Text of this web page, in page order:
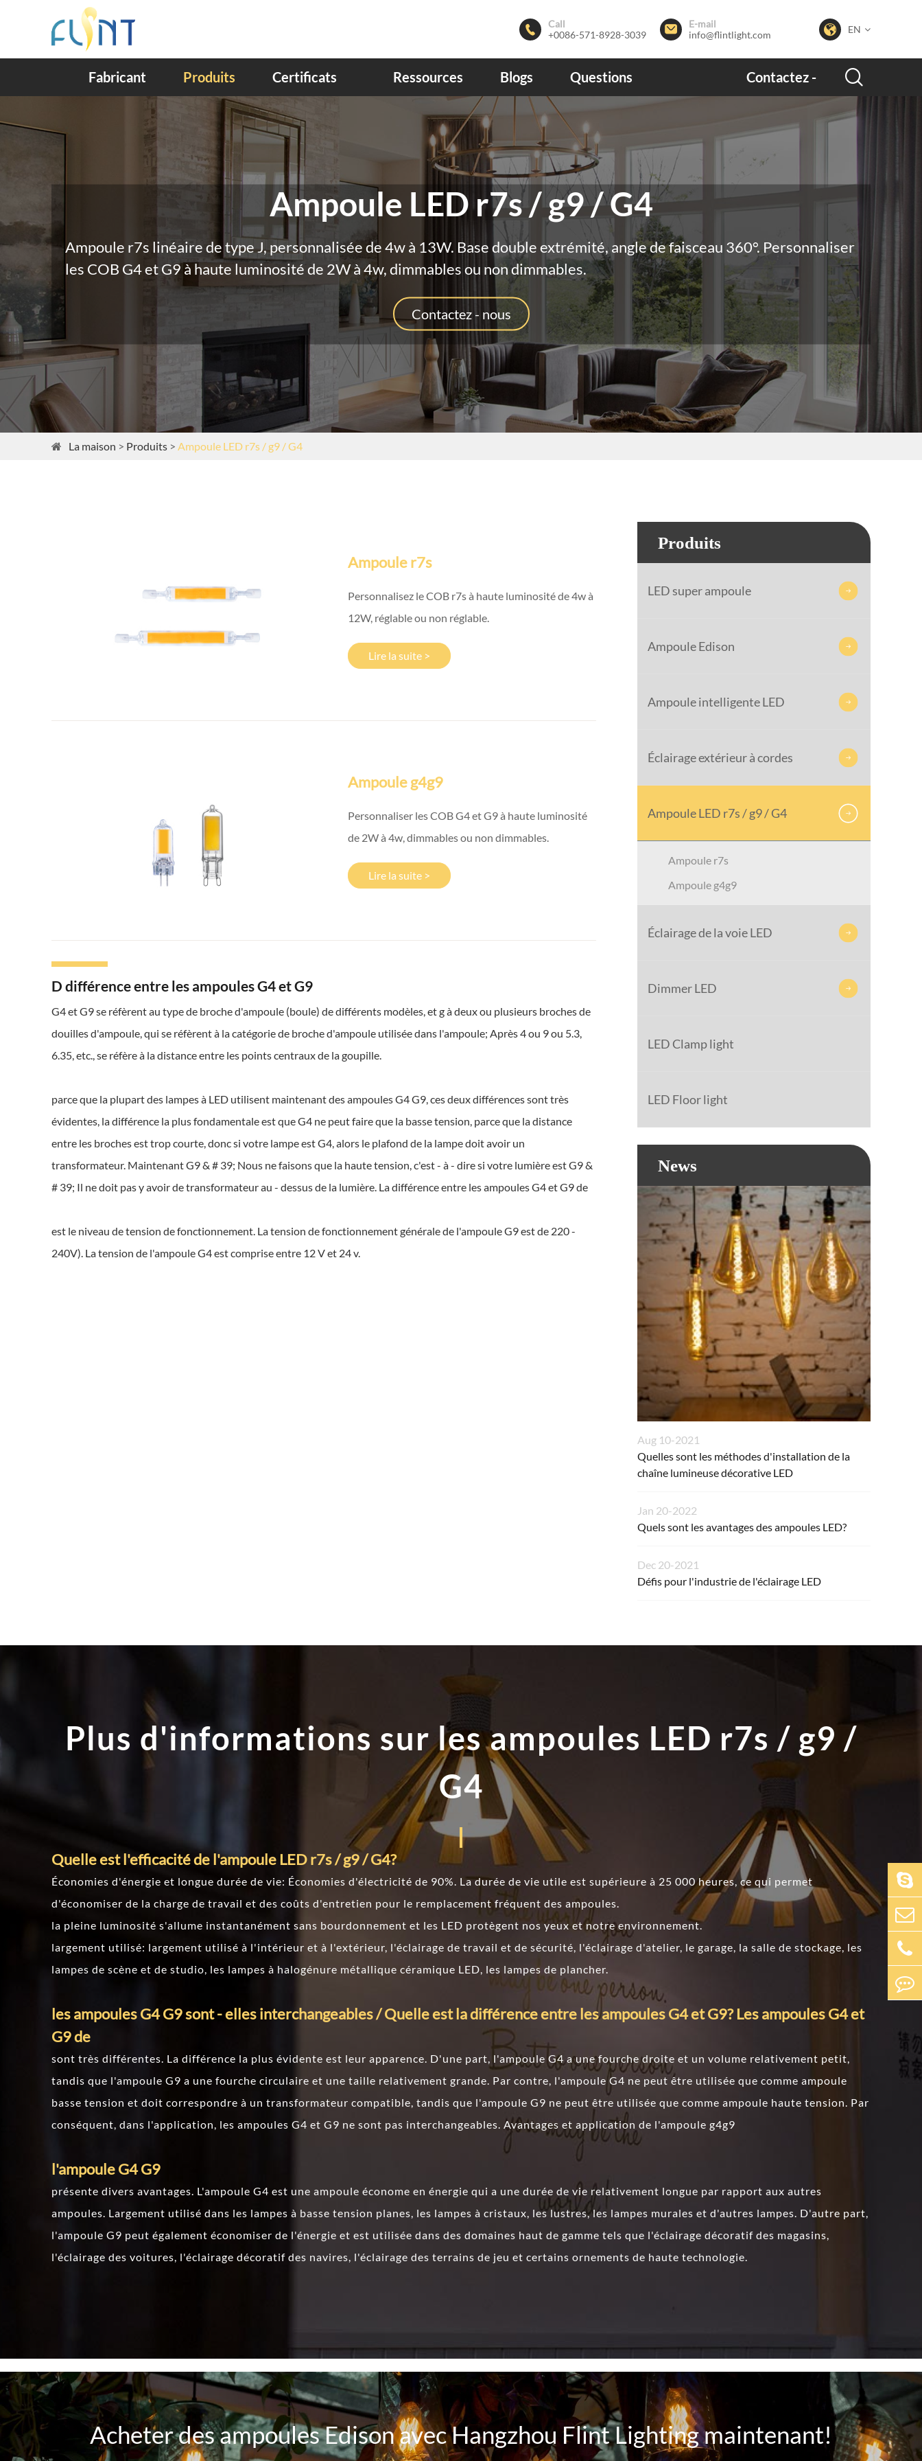

Call
+0086-571-8928-3039

E-mail
info@flintlight.com
 EN
Fabricant Produits Certificats
obtenus
Ressources Blogs Questions Contactez - 
Ampoule LED r7s / g9 / G4
Ampoule r7s linéaire de type J, personnalisée de 4w à 13W. Base double extrémité, angle de faisceau 360°. Personnaliser
les COB G4 et G9 à haute luminosité de 2W à 4w, dimmables ou non dimmables.
Contactez - nous
La maison Produits Ampoule LED r7s / g9 / G4
Ampoule r7s
Personnalisez le COB r7s à haute luminosité de 4w à
12W, réglable ou non réglable.
Lire la suite >
Ampoule g4g9
Personnaliser les COB G4 et G9 à haute luminosité
de 2W à 4w, dimmables ou non dimmables.
Lire la suite >
D différence entre les ampoules G4 et G9
G4 et G9 se réfèrent au type de broche d'ampoule (boule) de différents modèles, et g à deux ou plusieurs broches de
douilles d'ampoule, qui se réfèrent à la catégorie de broche d'ampoule utilisée dans l'ampoule; Après 4 ou 9 ou 5.3,
6.35, etc., se réfère à la distance entre les points centraux de la goupille.
parce que la plupart des lampes à LED utilisent maintenant des ampoules G4 G9, ces deux différences sont très
évidentes, la différence la plus fondamentale est que G4 ne peut faire que la basse tension, parce que la distance
entre les broches est trop courte, donc si votre lampe est G4, alors le plafond de la lampe doit avoir un
transformateur. Maintenant G9 & # 39; Nous ne faisons que la haute tension, c'est - à - dire si votre lumière est G9 &
# 39; Il ne doit pas y avoir de transformateur au - dessus de la lumière. La différence entre les ampoules G4 et G9 de
est le niveau de tension de fonctionnement. La tension de fonctionnement générale de l'ampoule G9 est de 220 -
240V). La tension de l'ampoule G4 est comprise entre 12 V et 24 v.
Produits
LED super ampoule 
Ampoule Edison 
Ampoule intelligente LED 
Éclairage extérieur à cordes 
Ampoule LED r7s / g9 / G4 
Ampoule r7s
Ampoule g4g9
Éclairage de la voie LED 
Dimmer LED 
LED Clamp light
LED Floor light
News
Aug 10-2021
Quelles sont les méthodes d'installation de la
chaîne lumineuse décorative LED
Jan 20-2022
Quels sont les avantages des ampoules LED?
Dec 20-2021
Défis pour l'industrie de l'éclairage LED
Plus d'informations sur les ampoules LED r7s / g9 /
G4
Quelle est l'efficacité de l'ampoule LED r7s / g9 / G4?
Économies d'énergie et longue durée de vie: Économies d'électricité de 90%. La durée de vie utile est supérieure à 25 000 heures, ce qui permet
d'économiser de la charge de travail et des coûts d'entretien pour le remplacement fréquent des ampoules.
la pleine luminosité s'allume instantanément sans bourdonnement et les LED protègent nos yeux et notre environnement.
largement utilisé: largement utilisé à l'intérieur et à l'extérieur, l'éclairage de travail et de sécurité, l'éclairage d'atelier, le garage, la salle de stockage, les
lampes de scène et de studio, les lampes à halogénure métallique céramique LED, les lampes de plancher.
les ampoules G4 G9 sont - elles interchangeables / Quelle est la différence entre les ampoules G4 et G9? Les ampoules G4 et
G9 de
sont très différentes. La différence la plus évidente est leur apparence. D'une part, l'ampoule G4 a une fourche droite et un volume relativement petit,
tandis que l'ampoule G9 a une fourche circulaire et une taille relativement grande. Par contre, l'ampoule G4 ne peut être utilisée que comme ampoule
basse tension et doit correspondre à un transformateur compatible, tandis que l'ampoule G9 ne peut être utilisée que comme ampoule haute tension. Par
conséquent, dans l'application, les ampoules G4 et G9 ne sont pas interchangeables. Avantages et application de l'ampoule g4g9
l'ampoule G4 G9
présente divers avantages. L'ampoule G4 est une ampoule économe en énergie qui a une durée de vie relativement longue par rapport aux autres
ampoules. Largement utilisé dans les lampes à basse tension planes, les lampes à cristaux, les lustres, les lampes murales et d'autres lampes. D'autre part,
l'ampoule G9 peut également économiser de l'énergie et est utilisée dans des domaines haut de gamme tels que l'éclairage décoratif des magasins,
l'éclairage des voitures, l'éclairage décoratif des navires, l'éclairage des terrains de jeu et certains ornements de haute technologie.
Acheter des ampoules Edison avec Hangzhou Flint Lighting maintenant!